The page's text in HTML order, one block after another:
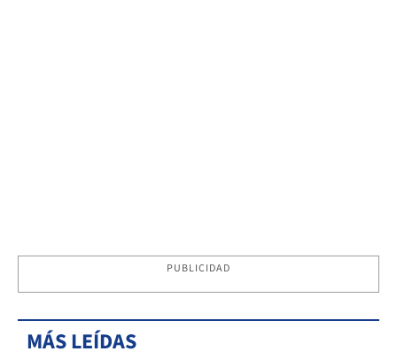
PUBLICIDAD
MÁS LEÍDAS